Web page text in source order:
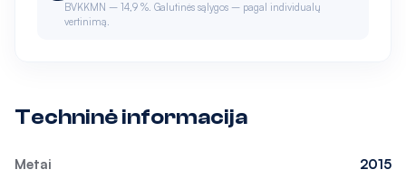
BVKKMN – 14,9 %. Galutinės sąlygos – pagal individualų
vertinimą.
Techninė informacija
Metai 2015